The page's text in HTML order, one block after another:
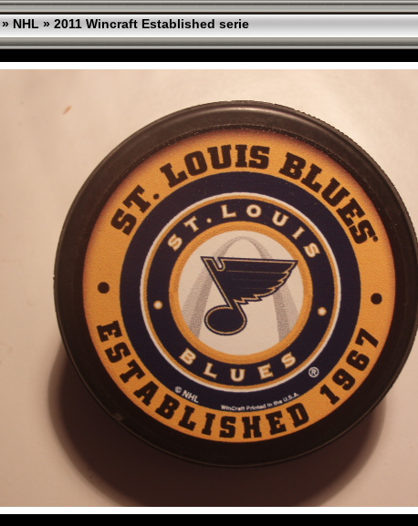
» NHL » 2011 Wincraft Established serie